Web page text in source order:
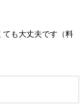
ても大丈夫です（料